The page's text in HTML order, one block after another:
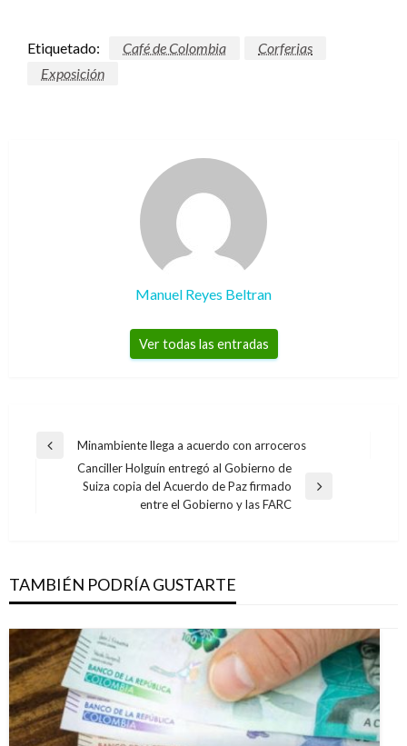
Etiquetado: Café de Colombia
Corferias
Exposición
Manuel Reyes Beltran
Ver todas las entradas
Navegación
entradas
Entrada
anterior
Minambiente llega a acuerdo con arroceros
Entrada
Canciller Holguín entregó al Gobierno de
Suiza copia del Acuerdo de Paz firmado
entre el Gobierno y las FARC
TAMBIÉN PODRÍA GUSTARTE